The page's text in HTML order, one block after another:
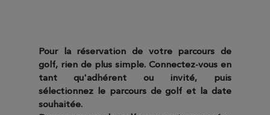
Pour la réservation de votre parcours de
golf, rien de plus simple. Connectez-vous en
tant qu'adhérent ou invité, puis
sélectionnez le parcours de golf et la date
souhaitée.